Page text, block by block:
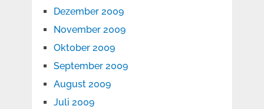
Dezember 2009
November 2009
Oktober 2009
September 2009
August 2009
Juli 2009